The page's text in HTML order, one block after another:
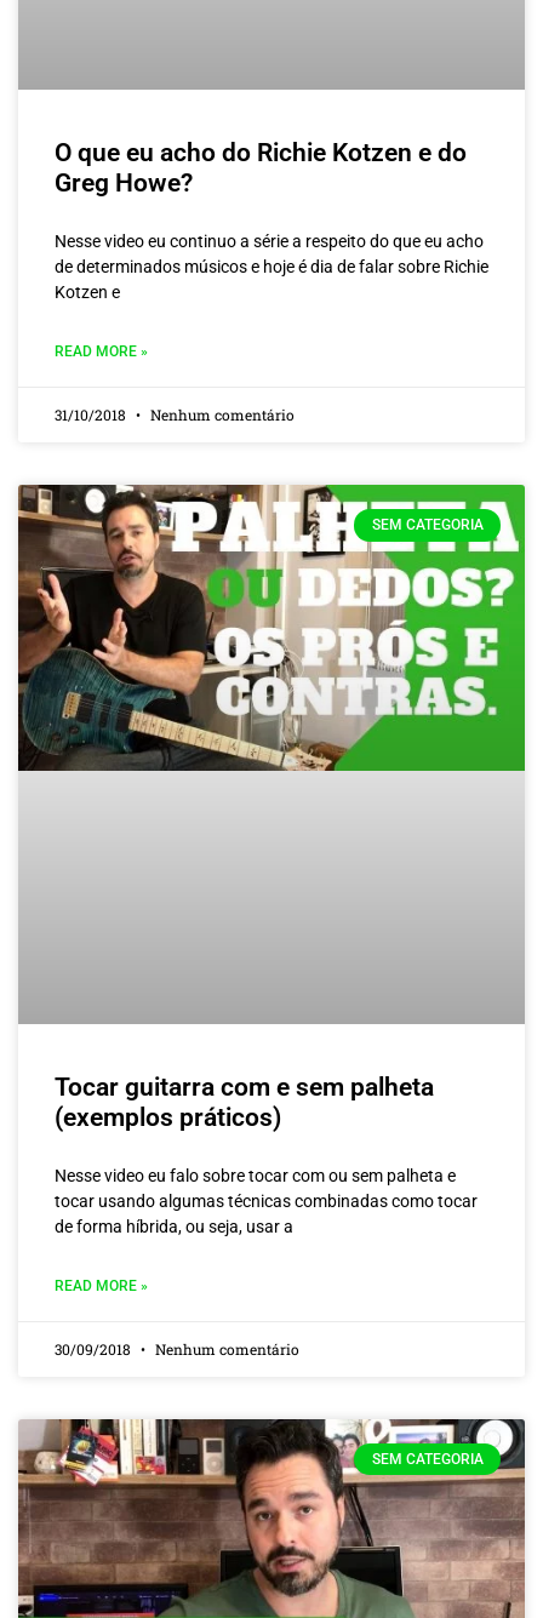
O que eu acho do Richie Kotzen e do
Greg Howe?
Nesse video eu continuo a série a respeito do que eu acho
de determinados músicos e hoje é dia de falar sobre Richie
Kotzen e
READ MORE »
31/10/2018 Nenhum comentário
SEM CATEGORIA
Tocar guitarra com e sem palheta
(exemplos práticos)
Nesse video eu falo sobre tocar com ou sem palheta e
tocar usando algumas técnicas combinadas como tocar
de forma híbrida, ou seja, usar a
READ MORE »
30/09/2018 Nenhum comentário
SEM CATEGORIA